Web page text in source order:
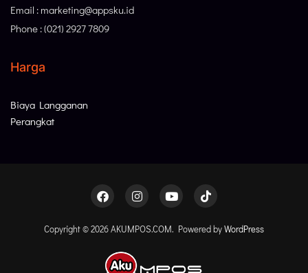
Email : marketing@appsku.id
Phone : (021) 2927 7809
Harga
Biaya Langganan
Perangkat
Copyright © 2026 AKUMPOS.COM. Powered byWordPress